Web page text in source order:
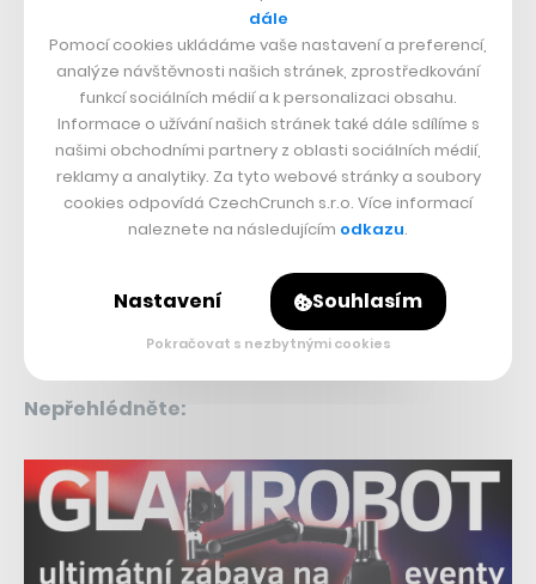
ohrožené pandy. Postaví obří
přírodní rezervaci pro stovky
pand a miliony návštěvníků
Až 20 procent všech uživatelů si minimálně několikrát
za měsíc pustí něco přes chytrou aplikaci v TV nebo
sdílením obrazovky z mobilního zařízení. To YouTube
umožňuje nabízet inzerentům lépe cílenou reklamu a
obsah na konkrétní uživatele. O dostupnosti filmů
zdarma v Česku prozatím nicméně nejsou bližší
Nepřehlédněte:
dále
Pomocí cookies ukládáme vaše nastavení a preferencí,
analýze návštěvnosti našich stránek, zprostředkování
funkcí sociálních médií a k personalizaci obsahu.
Informace o užívání našich stránek také dále sdílíme s
našimi obchodními partnery z oblasti sociálních médií,
reklamy a analytiky. Za tyto webové stránky a soubory
cookies odpovídá CzechCrunch s.r.o. Více informací
naleznete na následujícím odkazu.
Nastavení Souhlasím
Pokračovat s nezbytnými cookies